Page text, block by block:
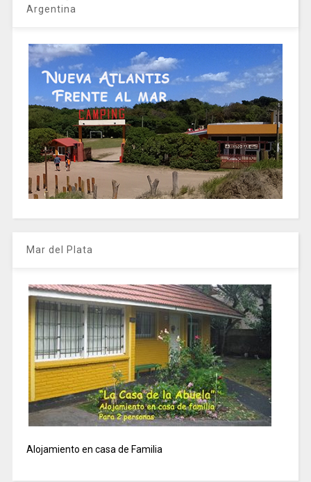
Argentina
Mar del Plata
Alojamiento en casa de Familia